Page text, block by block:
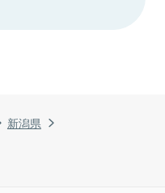
新潟県